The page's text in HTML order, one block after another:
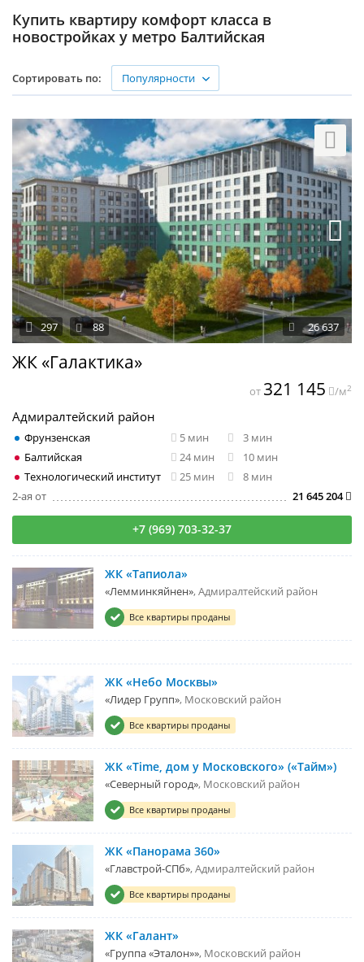
Купить квартиру комфорт класса в
новостройках у метро Балтийская
Сортировать по: Популярности
ЖК «Галактика»
26 637
297 88
Адмиралтейский район
Фрунзенская 5 мин
3 мин
Балтийская
24 мин
10 мин
Технологический институт
25 мин
8 мин
2-ая от
21 645 204
от 321 145 /м2
+7 (969) 703-32-37
ЖК «Тапиола»
«Лемминкяйнен» Адмиралтейский район
Все квартиры проданы
ЖК «Небо Москвы»
«Лидер Групп» Московский район
Все квартиры проданы
ЖК «Time, дом у Московского» («Тайм»)
«Северный город» Московский район
Все квартиры проданы
ЖК «Панорама 360»
«Главстрой-СПб» Адмиралтейский район
Все квартиры проданы
ЖК «Галант»
«Группа «Эталон»» Московский район